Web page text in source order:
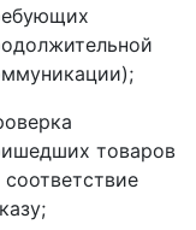
товаров
соответствие